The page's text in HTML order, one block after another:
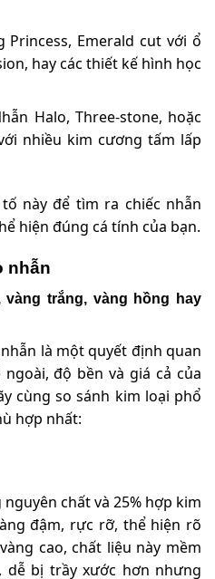
Princess, Emerald cut với ổ
hay các thiết kế hình học
Halo, Three-stone, hoặc
nhiều kim cương tấm lấp
này để tìm ra chiếc nhẫn
hiện đúng cá tính của bạn.
nhẫn
vàng trắng, vàng hồng hay
là một quyết định quan
độ bền và giá cả của
cùng so sánh kim loại phổ
hợp nhất:
nguyên chất và 25% hợp kim
đậm, rực rỡ, thể hiện rõ
cao, chất liệu này mềm
dễ bị trầy xước hơn nhưng